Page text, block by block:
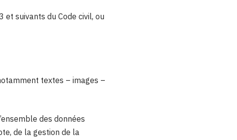
suivants du Code civil, ou
textes – images –
des données
de la gestion de la